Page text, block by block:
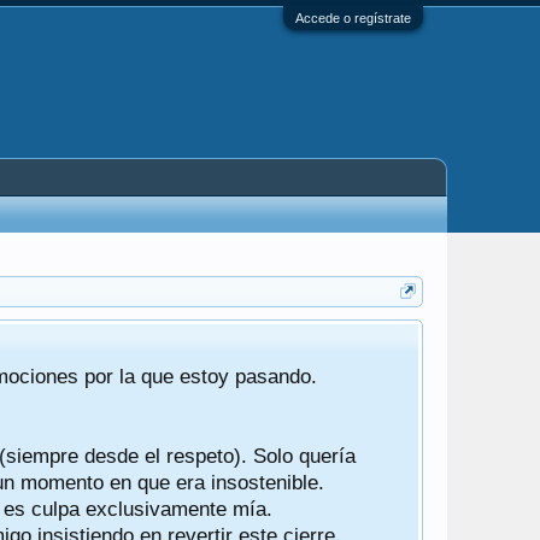
Accede o regístrate
por la que estoy pasando.
desde el respeto). Solo quería
momento en que era insostenible.
culpa exclusivamente mía.
insistiendo en revertir este cierre.